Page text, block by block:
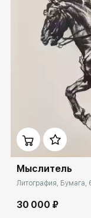
Мыслитель
Литография, Бумага,
30 000 ₽